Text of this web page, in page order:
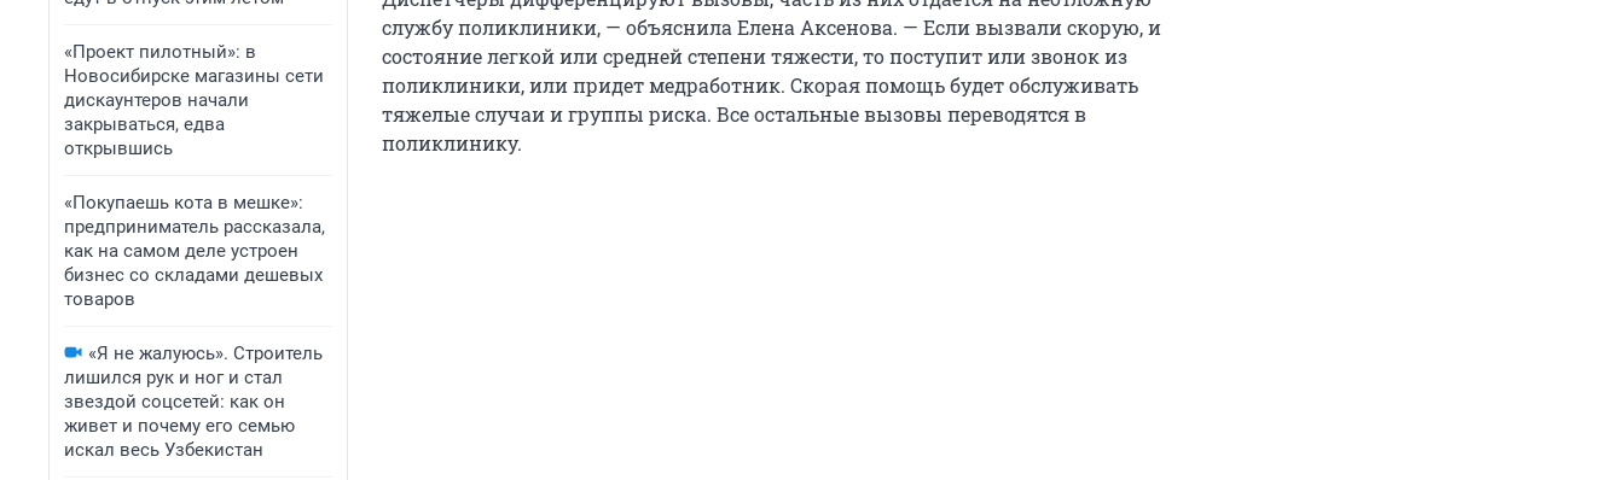
«Проект пилотный»: в
Новосибирске магазины сети
дискаунтеров начали
закрываться, едва
открывшись
«Покупаешь кота в мешке»:
предприниматель рассказала,
как на самом деле устроен
бизнес со складами дешевых
товаров
«Я не жалуюсь». Строитель
лишился рук и ног и стал
звездой соцсетей: как он
живет и почему его семью
искал весь Узбекистан
службу поликлиники, — объяснила Елена Аксенова. — Если вызвали скорую, и
состояние легкой или средней степени тяжести, то поступит или звонок из
поликлиники, или придет медработник. Скорая помощь будет обслуживать
тяжелые случаи и группы риска. Все остальные вызовы переводятся в
поликлинику.